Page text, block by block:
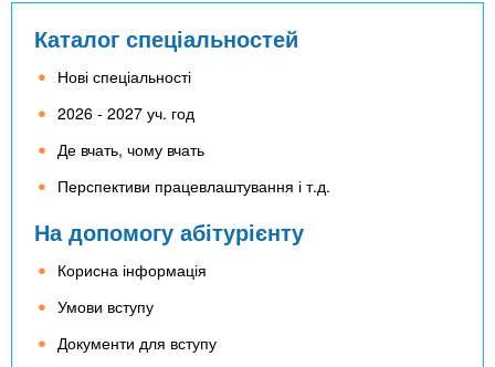
Каталог спеціальностей
Нові спеціальності
2026 - 2027 уч. год
Де вчать, чому вчать
Перспективи працевлаштування і т.д.
На допомогу абітурієнту
Корисна інформація
Умови вступу
Документи для вступу